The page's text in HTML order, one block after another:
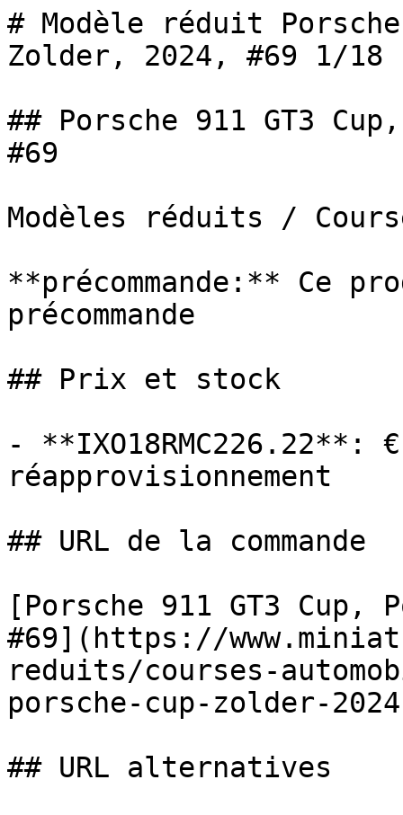
# Modèle réduit
Zolder, 2024, #69 1/18
## Porsche 911 GT3
#69
Modèles réduits /
**précommande:** Ce
précommande
## Prix et stock
- **IXO18RMC226.22**:
réapprovisionnement
## URL de la commande
[Porsche 911 GT3 Cup,
#69](https://
reduits/courses-
porsche-cup-zolder-
## URL alternatives